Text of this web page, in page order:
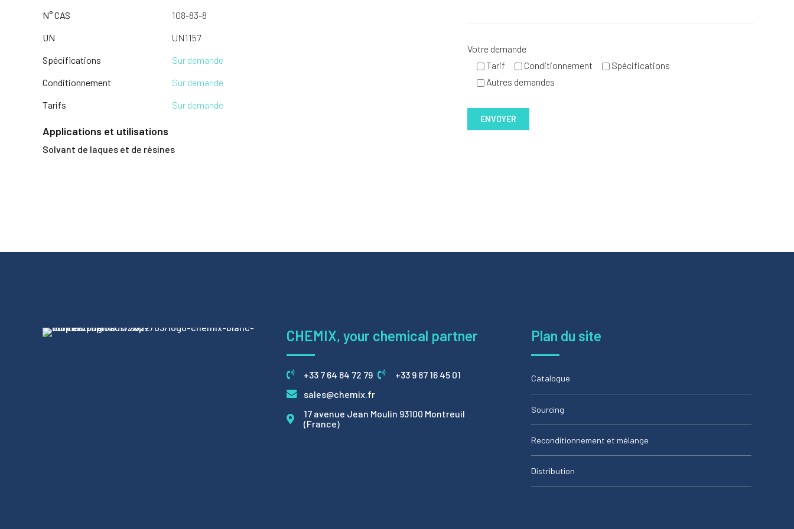
N° CAS
108-83-8
UN
UN1157
Spécifications
Sur demande
Conditionnement
Sur demande
Tarifs
Sur demande
Applications et utilisations
Solvant de laques et de résines
Votre demande
Tarif
Conditionnement
Spécifications
Autres demandes
CHEMIX, your chemical partner
+33 7 64 84 72 79
+33 9 87 16 45 01
sales@chemix.fr
17 avenue Jean Moulin 93100 Montreuil
(France)
Plan du site
Catalogue
Sourcing
Reconditionnement et mélange
Distribution